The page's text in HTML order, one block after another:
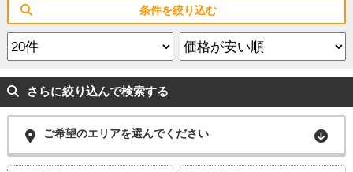
条件を絞り込む
さらに絞り込んで検索する
ご希望のエリアを選んでください